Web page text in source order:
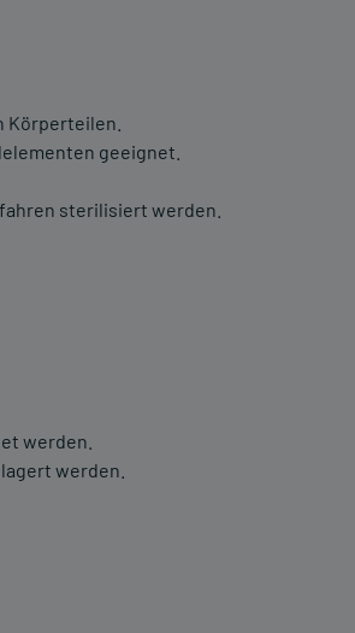
Körperteilen.
geeignet.
sterilisiert werden.
werden.
werden.